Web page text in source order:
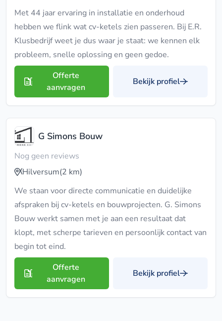
Met 44 jaar ervaring in installatie en onderhoud
hebben we flink wat cv-ketels zien passeren. Bij E.R.
Klusbedrijf weet je dus waar je staat: we kennen elk
probleem, snelle oplossing en geen gedoe.
Offerte
aanvragen
Bekijk profiel
G Simons Bouw
Nog geen reviews
Hilversum(2 km)
We staan voor directe communicatie en duidelijke
afspraken bij cv-ketels en bouwprojecten. G. Simons
Bouw werkt samen met je aan een resultaat dat
klopt, met scherpe tarieven en persoonlijk contact van
begin tot eind.
Offerte
aanvragen
Bekijk profiel